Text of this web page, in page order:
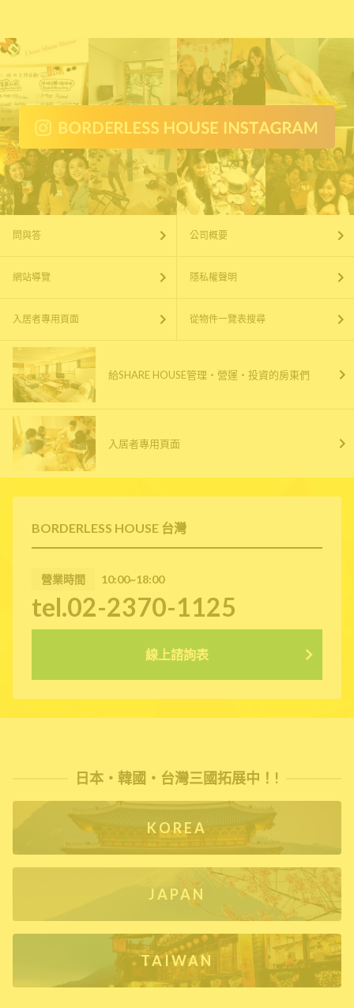
BORDERLESS HOUSE 台灣
營業時間 10:00~18:00
tel.02-2370-1125
線上諮詢表
問與答 公司概要
網站導覽 隱私權聲明
入居者專用頁面 從物件一覽表搜尋
給SHARE HOUSE管理・營運・投資的房東們
入居者專用頁面
日本・韓國・台灣三國拓展中！!
KOREA
JAPAN
TAIWAN